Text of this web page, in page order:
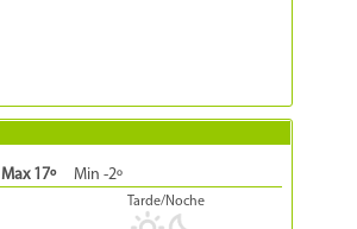
Max 17º Min -2º
Tarde/Noche